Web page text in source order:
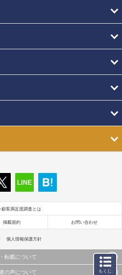
顧客満足度調査とは
掲載規約 お問い合わせ
個人情報保護方針
転載について
、イラスト、画像データ等）及びこれらの配置・
の声について もくじ